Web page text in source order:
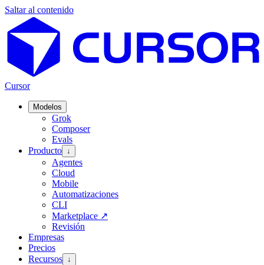
Saltar al contenido
Cursor
Modelos
Grok
Composer
Evals
Producto ↓
Agentes
Cloud
Mobile
Automatizaciones
CLI
Marketplace ↗
Revisión
Empresas
Precios
Recursos ↓